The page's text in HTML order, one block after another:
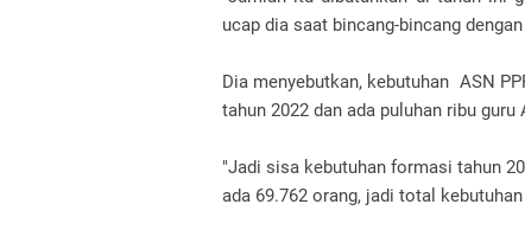
ucap dia saat bincang-bincang
Dia menyebutkan, kebutuhan ASN
tahun 2022 dan ada puluhan ribu
"Jadi sisa kebutuhan formasi tahun
ada 69.762 orang, jadi total